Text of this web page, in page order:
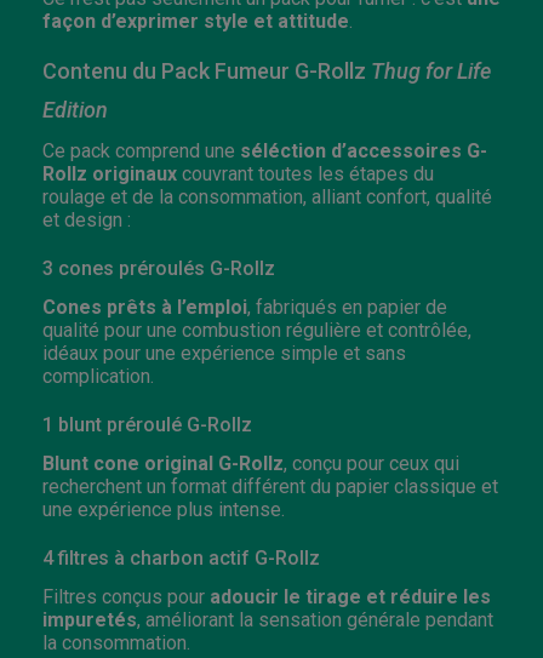
façon d’exprimer style et attitude
Contenu du Pack Fumeur G-Rollz Thug for Life
Edition
Ce pack comprend une séléction d’accessoires G-
Rollz originaux couvrant toutes les étapes du
roulage et de la consommation, alliant confort, qualité
et design :
3 cones préroulés G-Rollz
Cones prêts à l’emploi, fabriqués en papier de
qualité pour une combustion régulière et contrôlée,
idéaux pour une expérience simple et sans
complication.
1 blunt préroulé G-Rollz
Blunt cone original G-Rollz, conçu pour ceux qui
recherchent un format différent du papier classique et
une expérience plus intense.
4 filtres à charbon actif G-Rollz
Filtres conçus pour adoucir le tirage et réduire les
impuretés, améliorant la sensation générale pendant
la consommation.